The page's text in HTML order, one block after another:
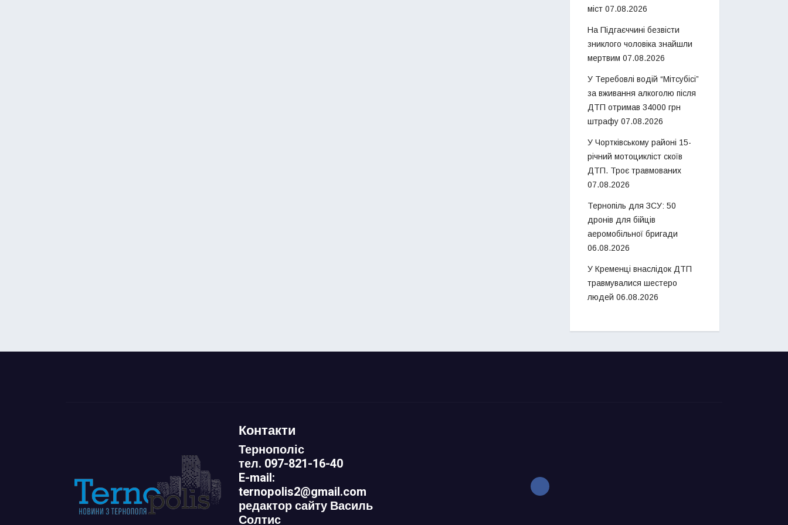
міст 07.08.2026
На Підгаєччині безвісти
зниклого чоловіка знайшли
мертвим 07.08.2026
У Теребовлі водій “Мітсубісі”
за вживання алкоголю після
ДТП отримав 34000 грн
штрафу 07.08.2026
У Чортківському районі 15-
річний мотоцикліст скоїв
ДТП. Троє травмованих
07.08.2026
Тернопіль для ЗСУ: 50
дронів для бійців
аеромобільної бригади
06.08.2026
У Кременці внаслідок ДТП
травмувалися шестеро
людей 06.08.2026
Контакти
Тернополіс
тел. 097-821-16-40
E-mail:
ternopolis2@gmail.com
редактор сайту Василь
Солтис